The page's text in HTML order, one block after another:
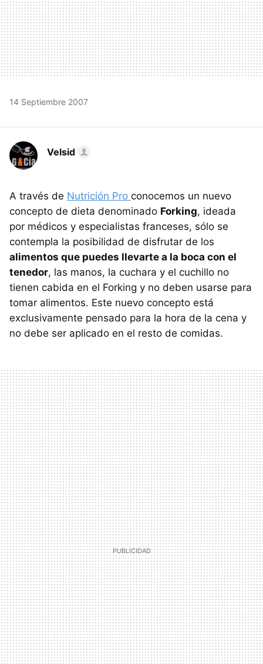
14 Septiembre 2007
Velsid
A través de Nutrición Pro conocemos un nuevo
concepto de dieta denominado Forking, ideada
por médicos y especialistas franceses, sólo se
contempla la posibilidad de disfrutar de los
alimentos que puedes llevarte a la boca con el
tenedor, las manos, la cuchara y el cuchillo no
tienen cabida en el Forking y no deben usarse para
tomar alimentos. Este nuevo concepto está
exclusivamente pensado para la hora de la cena y
no debe ser aplicado en el resto de comidas.